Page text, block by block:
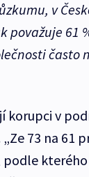
v
považuje 61
často
korupci v
73 na 61